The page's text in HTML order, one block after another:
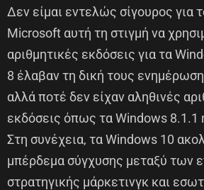
Δεν είμαι εντελώς σίγουρος για
Microsoft αυτή τη στιγμή να
αριθμητικές εκδόσεις για τα
8 έλαβαν τη δική τους
αλλά ποτέ δεν είχαν αληθινές
εκδόσεις όπως τα Windows 8.1.1
Στη συνέχεια, τα Windows 10
μπέρδεμα σύγχυσης μεταξύ των
στρατηγικής μάρκετινγκ και